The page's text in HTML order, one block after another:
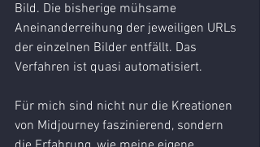
Bild. Die bisherige mühsame
Aneinanderreihung der jeweiligen URLs
der einzelnen Bilder entfällt. Das
Verfahren ist quasi automatisiert.
Für mich sind nicht nur die Kreationen
von Midjourney faszinierend, sondern